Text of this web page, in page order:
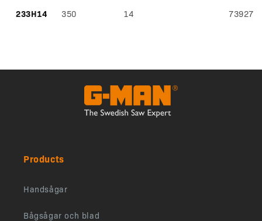
233H14 350 14
Products
Handsågar
Bågsågar och blad